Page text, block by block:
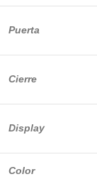
Puerta
Cierre
Display
Color